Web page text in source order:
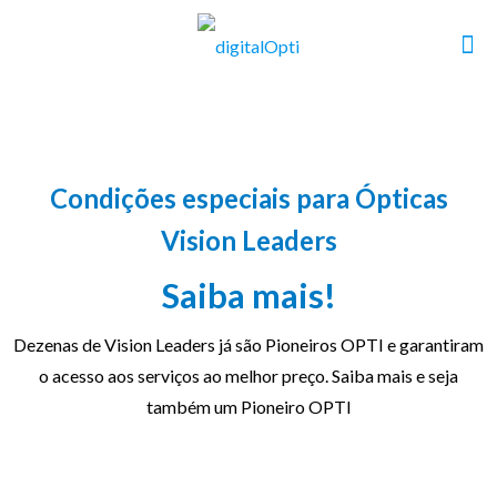
Condições especiais para Ópticas
Vision Leaders
Saiba mais!
Dezenas de Vision Leaders já são Pioneiros OPTI e garantiram
o acesso aos serviços ao melhor preço. Saiba mais e seja
também um Pioneiro OPTI